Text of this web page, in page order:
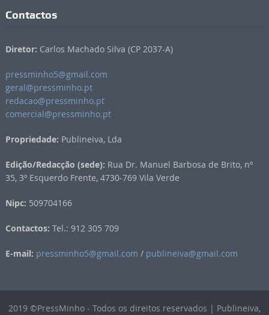
Contactos
Diretor: Carlos Machado Silva (CP 2037-A)
pressminho5@gmail.com
geral@pressminho.pt
redacao@pressminho.pt
comercial@pressminho.pt
Propriedade: Publineiva, Lda
Edição/Redacção (sede): Rua Dr. Manuel Barbosa de Brito, nº
35, 3º Esquerdo Frente, 4730-769 Vila Verde
Nipc: 509704166
Contactos: Tel.: 912 305 709
E-mail: pressminho5@gmail.com / publineiva@gmail.com
2019 ©PressMinho - Todos os direitos reservados | Publineiva,